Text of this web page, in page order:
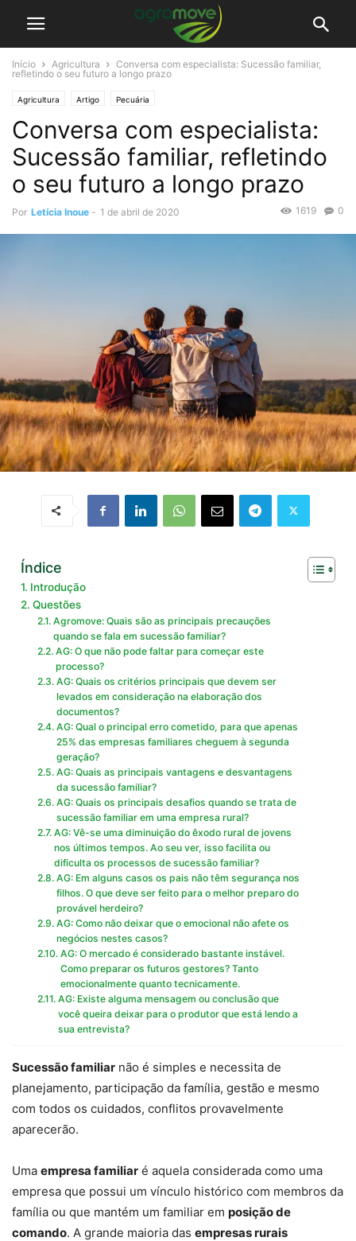
Início Agricultura
Conversa com especialista: Sucessão familiar,
refletindo o seu futuro a longo prazo
Agricultura Artigo Pecuária
Conversa com especialista:
Sucessão familiar, refletindo
o seu futuro a longo prazo
Por Letícia Inoue - 1 de abril de 2020 0
1619
Índice
Introdução
Questões
Agromove: Quais são as principais precauções
quando se fala em sucessão familiar?
AG: O que não pode faltar para começar este
processo?
AG: Quais os critérios principais que devem ser
levados em consideração na elaboração dos
documentos?
AG: Qual o principal erro cometido, para que apenas
25% das empresas familiares cheguem à segunda
geração?
AG: Quais as principais vantagens e desvantagens
da sucessão familiar?
AG: Quais os principais desafios quando se trata de
sucessão familiar em uma empresa rural?
AG: Vê-se uma diminuição do êxodo rural de jovens
nos últimos tempos. Ao seu ver, isso facilita ou
dificulta os processos de sucessão familiar?
AG: Em alguns casos os pais não têm segurança nos
filhos. O que deve ser feito para o melhor preparo do
provável herdeiro?
AG: Como não deixar que o emocional não afete os
negócios nestes casos?
AG: O mercado é considerado bastante instável.
Como preparar os futuros gestores? Tanto
emocionalmente quanto tecnicamente.
AG: Existe alguma mensagem ou conclusão que
você queira deixar para o produtor que está lendo a
sua entrevista?
Sucessão familiar não é simples e necessita de
planejamento, participação da família, gestão e mesmo
com todos os cuidados, conflitos provavelmente
aparecerão.
Uma empresa familiar é aquela considerada como uma
empresa que possui um vínculo histórico com membros da
família ou que mantém um familiar em posição de
comando. A grande maioria das empresas rurais